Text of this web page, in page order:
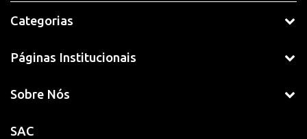
Categorias
Páginas Institucionais
Sobre Nós
SAC